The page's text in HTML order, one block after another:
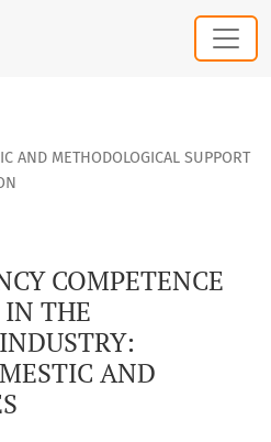
OF A SPECIALIST IN
AND METHODOLOGICAL SUPPORT
COMPETENCE
IN THE
AND